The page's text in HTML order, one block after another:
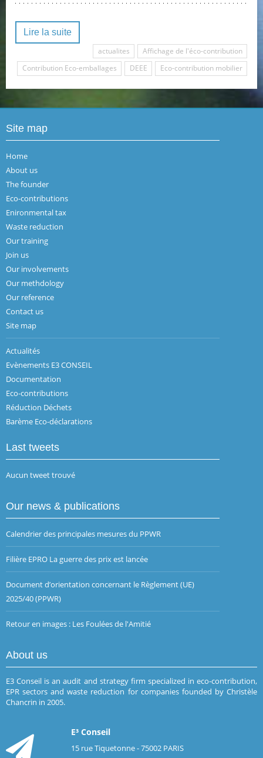
Lire la suite
actualites
Affichage de l'éco-contribution
Contribution Eco-emballages
DEEE Eco-contribution mobilier
Site map
Home
About us
The founder
Eco-contributions
Enironmental tax
Waste reduction
Our training
Join us
Our involvements
Our methdology
Our reference
Contact us
Site map
Actualités
Evènements E3 CONSEIL
Documentation
Eco-contributions
Réduction Déchets
Barème Eco-déclarations
Last tweets
Aucun tweet trouvé
Our news & publications
Calendrier des principales mesures du PPWR
Filière EPRO La guerre des prix est lancée
Document d’orientation concernant le Règlement (UE)
2025/40 (PPWR)
Retour en images : Les Foulées de l'Amitié
About us
E3 Conseil is an audit and strategy firm specialized in eco-contribution,
EPR sectors and waste reduction for companies founded by Christèle
Chancrin in 2005.
E³ Conseil
15 rue Tiquetonne - 75002 PARIS